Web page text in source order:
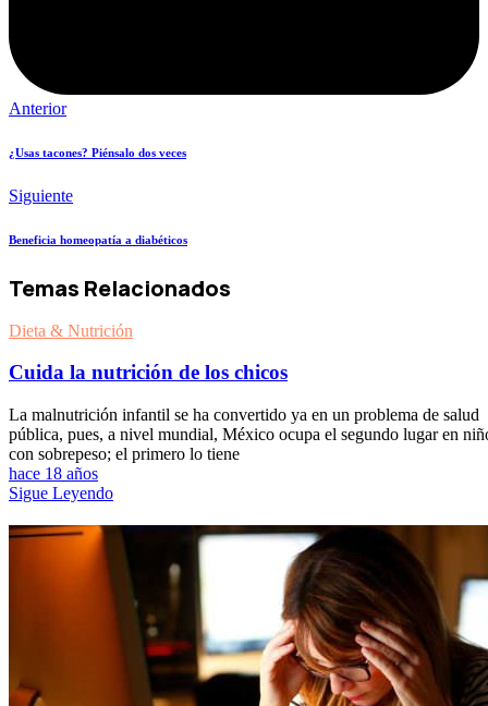
Anterior
¿Usas tacones? Piénsalo dos veces
Siguiente
Beneficia homeopatía a diabéticos
Temas Relacionados
Dieta & Nutrición
Cuida la nutrición de los chicos
La malnutrición infantil se ha convertido ya en un problema de salud
pública, pues, a nivel mundial, México ocupa el segundo lugar en
con sobrepeso; el primero lo tiene
hace 18 años
Sigue Leyendo